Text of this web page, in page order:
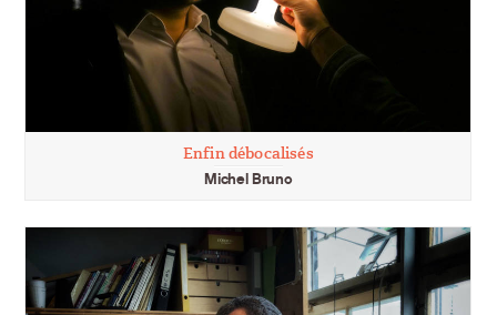
Enfin débocalisés
Michel Bruno